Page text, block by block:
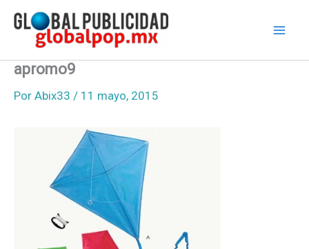
contenido
apromo9
Por Abix33 / 11 mayo, 2015